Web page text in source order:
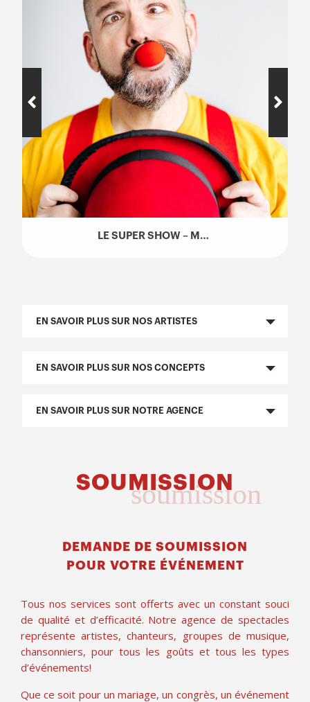
LE SUPER SHOW – MARIO CADIEUX
EN SAVOIR PLUS SUR NOS ARTISTES
EN SAVOIR PLUS SUR NOS CONCEPTS
EN SAVOIR PLUS SUR NOTRE AGENCE
SOUMISSION
soumission
DEMANDE DE SOUMISSION
POUR VOTRE ÉVÉNEMENT
Tous nos services sont offerts avec un constant souci
de qualité et d’efficacité. Notre agence de spectacles
représente artistes, chanteurs, groupes de musique,
chansonniers, pour tous les goûts et tous les types
d’événements!
Que ce soit pour un mariage, un congrès, un événement